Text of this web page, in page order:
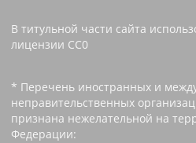
В титульной части сайта
лицензии CC0 ‌
* Перечень иностранных и
неправительственных
признана нежелательной на
Федерации: